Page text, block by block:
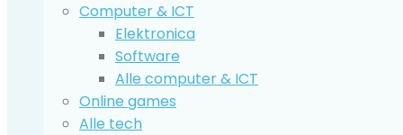
Computer & ICT
Elektronica
Software
Alle computer & ICT
Online games
Alle tech